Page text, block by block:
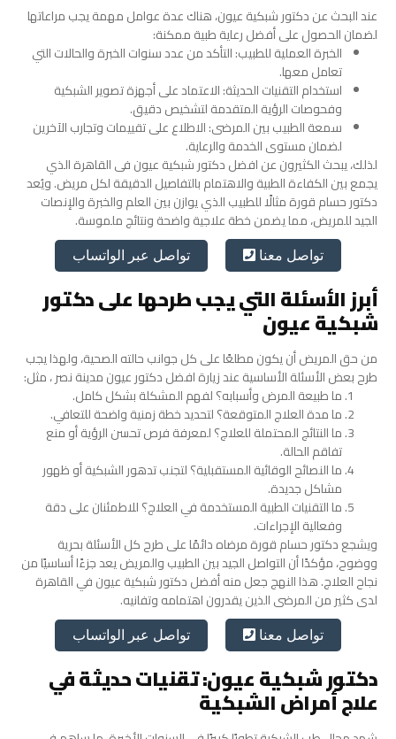
عند البحث عن دكتور شبكية عيون، هناك عدة عوامل مهمة يجب مراعاتها
لضمان الحصول على أفضل رعاية طبية ممكنة:
الخبرة العملية للطبيب: التأكد من عدد سنوات الخبرة والحالات التي
تعامل معها.
استخدام التقنيات الحديثة: الاعتماد على أجهزة تصوير الشبكية
وفحوصات الرؤية المتقدمة لتشخيص دقيق.
سمعة الطبيب بين المرضى: الاطلاع على تقييمات وتجارب الآخرين
لضمان مستوى الخدمة والرعاية.
لذلك، يبحث الكثيرون عن افضل دكتور شبكية عيون فى القاهرة الذي
يجمع بين الكفاءة الطبية والاهتمام بالتفاصيل الدقيقة لكل مريض. ويُعد
دكتور حسام قورة مثالًا للطبيب الذي يوازن بين العلم والخبرة والإنصات
الجيد للمريض، مما يضمن خطة علاجية واضحة ونتائج ملموسة.
تواصل معنا تواصل عبر الواتساب
أبرز الأسئلة التي يجب طرحها على دكتور
شبكية عيون
من حق المريض أن يكون مطلعًا على كل جوانب حالته الصحية، ولهذا يجب
طرح بعض الأسئلة الأساسية عند زيارةافضل دكتور عيون مدينة نصر، مثل:
ما طبيعة المرض وأسبابه؟ لفهم المشكلة بشكل كامل.
ما مدة العلاج المتوقعة؟ لتحديد خطة زمنية واضحة للتعافي.
ما النتائج المحتملة للعلاج؟ لمعرفة فرص تحسن الرؤية أو منع
تفاقم الحالة.
ما النصائح الوقائية المستقبلية؟ لتجنب تدهور الشبكية أو ظهور
مشاكل جديدة.
ما التقنيات الطبية المستخدمة في العلاج؟ للاطمئنان على دقة
وفعالية الإجراءات.
ويشجع دكتور حسام قورة مرضاه دائمًا على طرح كل الأسئلة بحرية
ووضوح، مؤكدًا أن التواصل الجيد بين الطبيب والمريض يعد جزءًا أساسيًا من
نجاح العلاج. هذا النهج جعل منه أفضل دكتور شبكية عيون في القاهرة
لدى كثير من المرضى الذين يقدرون اهتمامه وتفانيه.
تواصل معنا تواصل عبر الواتساب
دكتور شبكية عيون: تقنيات حديثة في
علاج أمراض الشبكية